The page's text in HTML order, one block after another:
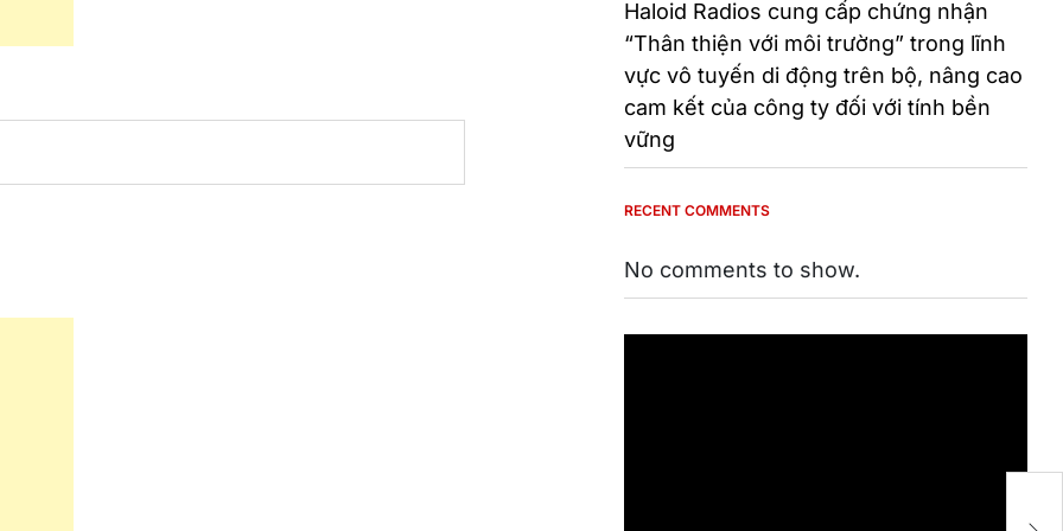
Haloid Radios cung cấp chứng nhận
“Thân thiện với môi trường” trong lĩnh
vực vô tuyến di động trên bộ, nâng cao
cam kết của công ty đối với tính bền
vững
RECENT COMMENTS
No comments to show.